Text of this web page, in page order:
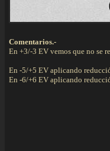
Comentarios.-
En +3/-3 EV vemos que no se
En -5/+5 EV aplicando
En -6/+6 EV aplicando